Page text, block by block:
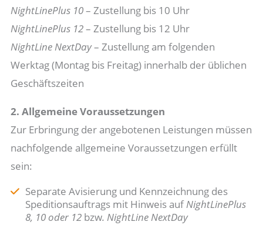
NightLinePlus 10– Zustellung bis 10 Uhr
NightLinePlus 12– Zustellung bis 12 Uhr
NightLine NextDay– Zustellung am folgenden
Werktag (Montag bis Freitag) innerhalb der üblichen
Geschäftszeiten
2. Allgemeine Voraussetzungen
Zur Erbringung der angebotenen Leistungen müssen
nachfolgende allgemeine Voraussetzungen erfüllt
sein:
Separate Avisierung und Kennzeichnung des
Speditionsauftrags mit Hinweis aufNightLinePlus
8, 10 oder 12 bzw. NightLine NextDay